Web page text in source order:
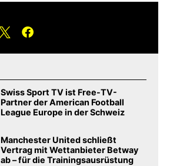
Swiss Sport TV ist Free-TV-
Partner der American Football
League Europe in der Schweiz
Manchester United schließt
Vertrag mit Wettanbieter Betway
ab – für die Trainingsausrüstung